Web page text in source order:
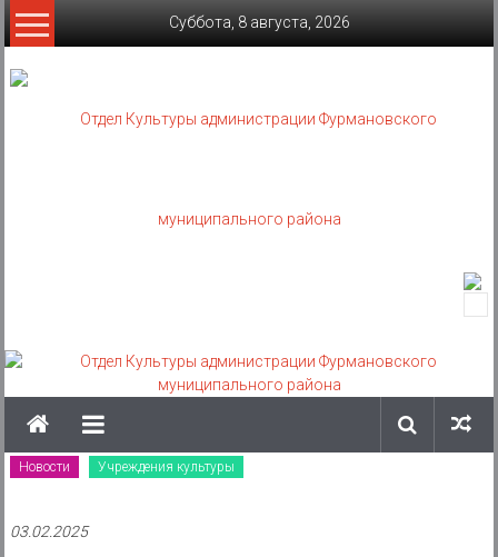
Skip
to
Суббота, 8 августа, 2026
администрации
Фурмановского
муниципального
Новости Учреждения культуры
03.02.2025